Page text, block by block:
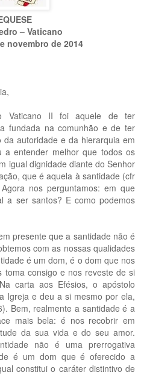
– Vaticano
novembro de 2014
Vaticano II foi aquele de ter
fundada na comunhão e de ter
autoridade e da hierarquia em
a entender melhor que todos os
igual dignidade diante do Senhor
que é aquela à santidade (cfr
nos perguntamos: em que
a ser santos? E como podemos
presente que a santidade não é
com as nossas qualidades
é um dom, é o dom que nos
toma consigo e nos reveste de si
carta aos Efésios, o apóstolo
Igreja e deu a si mesmo por ela,
Bem, realmente a santidade é a
mais bela: é nos recobrir em
da sua vida e do seu amor.
não é uma prerrogativa
é um dom que é oferecido a
constitui o caráter distintivo de